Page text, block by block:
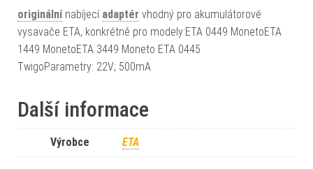
originálnínabíjecí adaptér vhodný pro akumulátorové
vysavače ETA, konkrétně pro modely:ETA 0449 MonetoETA
1449 MonetoETA 3449 Moneto ETA 0445
TwigoParametry: 22V; 500mA
Další informace
Výrobce ETA